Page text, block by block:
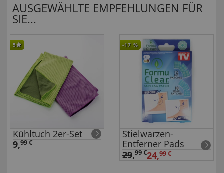
AUSGEWÄHLTE EMPFEHLUNGEN FÜR
SIE...
5
Kühltuch 2er-Set
9,99 €
-17 %
Stielwarzen-
Entferner Pads
29,99 €24,99 €